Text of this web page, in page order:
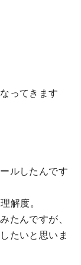
ってきます
ルしたんです
解度。
たんですが、
たいと思いま